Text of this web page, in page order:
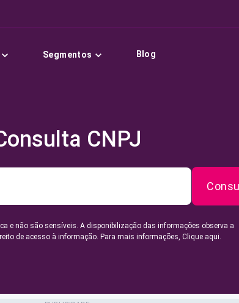
Segmentos Blog
CNPJ
e não são sensíveis. A disponibilização das informações observa a
de acesso à informação. Para mais informações, Clique aqui.